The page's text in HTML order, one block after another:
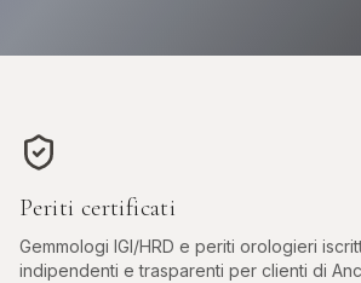
Periti certificati
Gemmologi IGI/HRD e periti orologieri
indipendenti e trasparenti per clienti di